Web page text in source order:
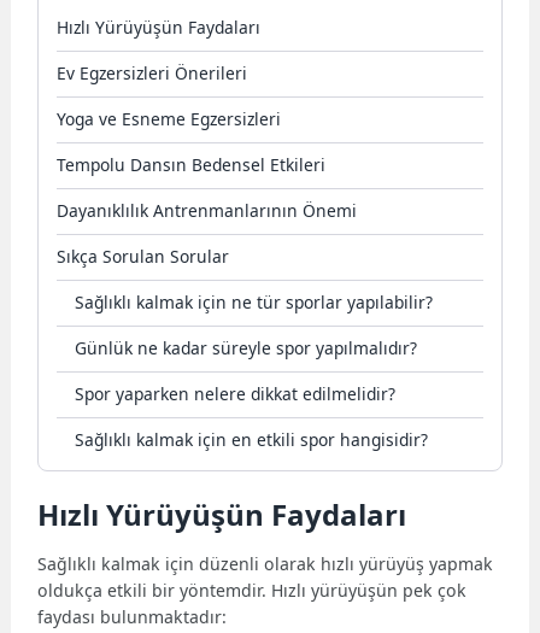
Hızlı Yürüyüşün Faydaları
Ev Egzersizleri Önerileri
Yoga ve Esneme Egzersizleri
Tempolu Dansın Bedensel Etkileri
Dayanıklılık Antrenmanlarının Önemi
Sıkça Sorulan Sorular
Sağlıklı kalmak için ne tür sporlar yapılabilir?
Günlük ne kadar süreyle spor yapılmalıdır?
Spor yaparken nelere dikkat edilmelidir?
Sağlıklı kalmak için en etkili spor hangisidir?
Hızlı Yürüyüşün Faydaları
Sağlıklı kalmak için düzenli olarak hızlı yürüyüş yapmak
oldukça etkili bir yöntemdir. Hızlı yürüyüşün pek çok
faydası bulunmaktadır: